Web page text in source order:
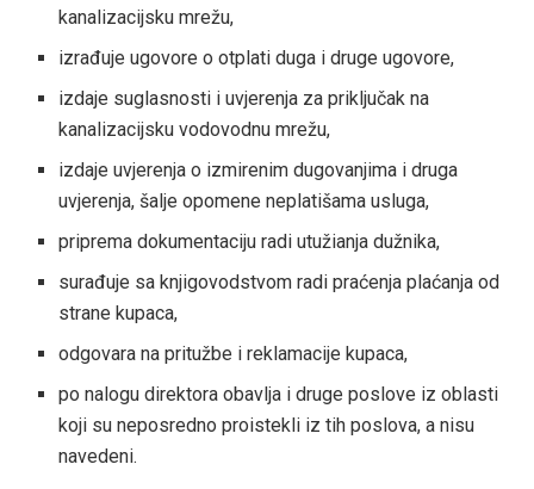
kanalizacijsku mrežu,
izrađuje ugovore o otplati duga i druge ugovore,
izdaje suglasnosti i uvjerenja za priključak na
kanalizacijsku vodovodnu mrežu,
izdaje uvjerenja o izmirenim dugovanjima i druga
uvjerenja, šalje opomene neplatišama usluga,
priprema dokumentaciju radi utužianja dužnika,
surađuje sa knjigovodstvom radi praćenja plaćanja od
strane kupaca,
odgovara na pritužbe i reklamacije kupaca,
po nalogu direktora obavlja i druge poslove iz oblasti
koji su neposredno proistekli iz tih poslova, a nisu
navedeni.